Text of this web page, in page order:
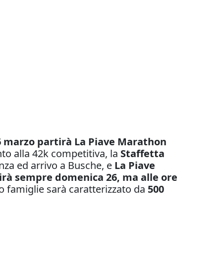
marzo partirà La Piave Marathon
alla 42k competitiva, la Staffetta
ed arrivo a Busche, e La Piave
sempre domenica 26, ma alle ore
famiglie sarà caratterizzato da 500